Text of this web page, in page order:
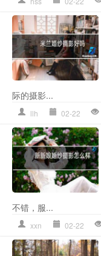
际的摄影...
llh 02-22
不错，服...
xxn 02-22